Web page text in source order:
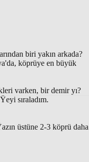
biri yakın arkada?
köprüye en büyük
varken, bir demir yı?
sıraladım.
üstüne 2-3 köprü daha